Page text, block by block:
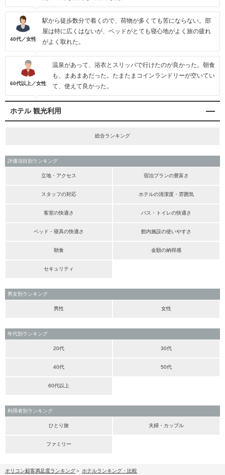
40代／女性
駅から徒歩数分で着くので、荷物が多くても苦にならない。部
屋は特に広くはないが、ベッドがとても寝心地がよく旅の疲れ
がよく取れた。
60代以上／女性
温泉があって、浴衣とスリッパで行けたのが良かった。朝食
も、まあまあだった。たまたまコインランドリーが空いてい
て、使えて良かった。
ホテル 観光利用
総合ランキング
評価項目別ランキング
立地・アクセス 宿泊プランの豊富さ
スタッフの対応 ホテルの清潔度・雰囲気
客室の快適さ バス・トイレの快適さ
ベッド・寝具の快適さ 館内施設の使いやすさ
朝食 金額の納得感
セキュリティ
男女別ランキング
男性 女性
年代別ランキング
20代 30代
40代 50代
60代以上
利用者別ランキング
ひとり旅 夫婦・カップル
ファミリー
オリコン顧客満足度ランキング
ホテルランキング・比較